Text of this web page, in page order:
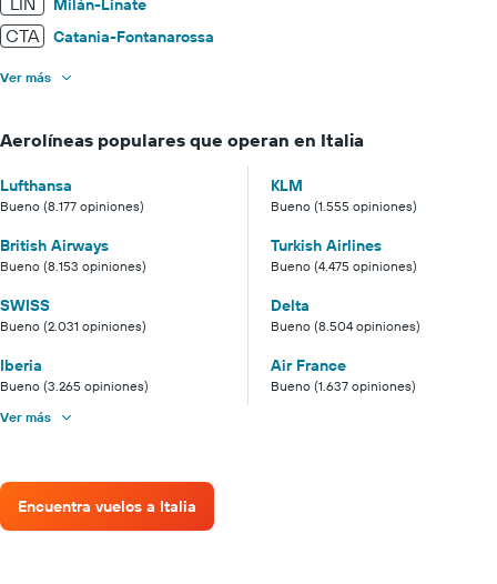
Milán-Linate
CTA Catania-Fontanarossa
Ver más
Aerolíneas populares que operan en Italia
Lufthansa
Bueno (8.177 opiniones)
KLM
Bueno (1.555 opiniones)
British Airways
Bueno (8.153 opiniones)
Turkish Airlines
Bueno (4.475 opiniones)
SWISS
Bueno (2.031 opiniones)
Delta
Bueno (8.504 opiniones)
Iberia
Bueno (3.265 opiniones)
Air France
Bueno (1.637 opiniones)
Ver más
Encuentra vuelos a Italia